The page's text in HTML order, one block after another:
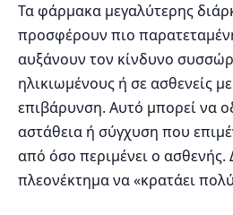
Τα φάρμακα μεγαλύτερης
προσφέρουν πιο
αυξάνουν τον κίνδυνο
ηλικιωμένους ή σε ασθενείς
επιβάρυνση. Αυτό μπορεί να
αστάθεια ή σύγχυση που
από όσο περιμένει ο ασθενής.
πλεονέκτημα να «κρατάει